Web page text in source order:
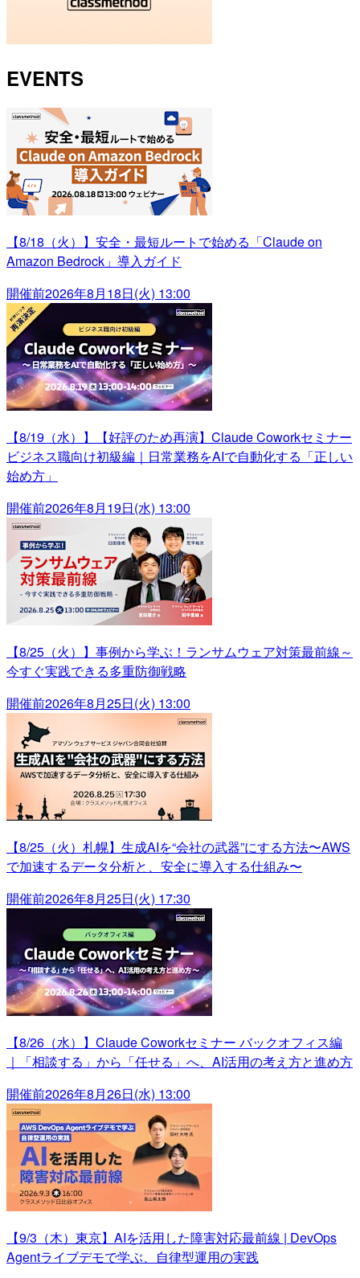
EVENTS
【8/18（火）】安全・最短ルートで始める「Claude on
Amazon Bedrock」導入ガイド
開催前2026年8月18日(火) 13:00
【8/19（水）】【好評のため再演】Claude Coworkセミナー
ビジネス職向け初級編｜日常業務をAIで自動化する「正しい
始め方」
開催前2026年8月19日(水) 13:00
【8/25（火）】事例から学ぶ！ランサムウェア対策最前線～
今すぐ実践できる多重防御戦略
開催前2026年8月25日(火) 13:00
【8/25（火）札幌】生成AIを“会社の武器”にする方法〜AWS
で加速するデータ分析と、安全に導入する仕組み〜
開催前2026年8月25日(火) 17:30
【8/26（水）】Claude Coworkセミナー バックオフィス編
｜「相談する」から「任せる」へ、AI活用の考え方と進め方
開催前2026年8月26日(水) 13:00
【9/3（木）東京】AIを活用した障害対応最前線 | DevOps
Agentライブデモで学ぶ、自律型運用の実践